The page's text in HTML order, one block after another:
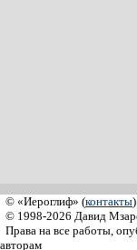
© «Иероглиф» (контакты)
© 1998-2026 Давид
Права на все работы,
авторам